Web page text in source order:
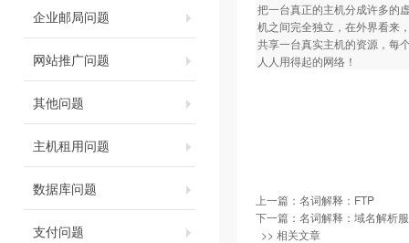
企业邮局问题
网站推广问题
其他问题
主机租用问题
数据库问题
支付问题
把一台真正的主机分成许多的
机之间完全独立，在外界看来
共享一台真实主机的资源，每
人人用得起的网络！
上一篇： 名词解释：FTP
下一篇： 名词解释：域名解析
>> 相关文章